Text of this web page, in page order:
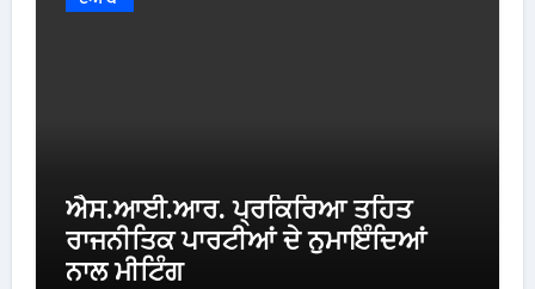
ਐਸ.ਆਈ.ਆਰ. ਪ੍ਰਕਿਰਿਆ ਤਹਿਤ
ਰਾਜਨੀਤਿਕ ਪਾਰਟੀਆਂ ਦੇ ਨੁਮਾਇੰਦਿਆਂ
ਨਾਲ ਮੀਟਿੰਗ